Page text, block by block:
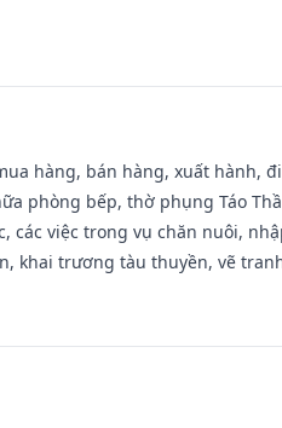
hàng, bán hàng, xuất hành,
phòng bếp, thờ phụng Táo
các việc trong vụ chăn nuôi,
khai trương tàu thuyền, vẽ